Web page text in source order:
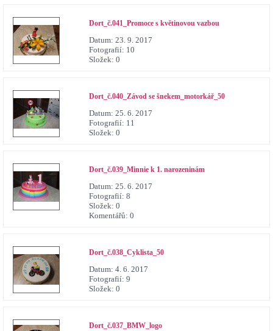
Dort_č.041_Promoce s květinovou vazbou
Datum: 23. 9. 2017
Fotografií: 10
Složek: 0
Dort_č.040_Závod se šnekem_motorkář_50
Datum: 25. 6. 2017
Fotografií: 11
Složek: 0
Dort_č.039_Minnie k 1. narozeninám
Datum: 25. 6. 2017
Fotografií: 8
Složek: 0
Komentářů: 0
Dort_č.038_Cyklista_50
Datum: 4. 6. 2017
Fotografií: 9
Složek: 0
Dort_č.037_BMW_logo